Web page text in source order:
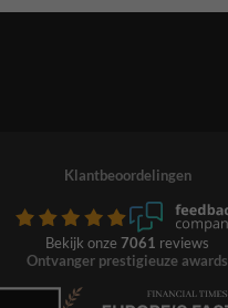
Klantbeoordelingen
Bekijk onze 7061 reviews
Ontvanger prestigieuze awards